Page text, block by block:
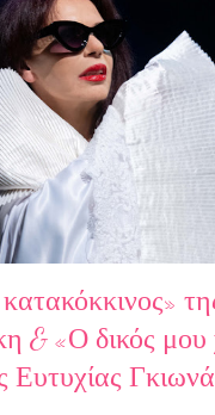
συγγραφέας, Στάθης
Δρ Ιωάννης Δασκαρόλης,
Μπινιάρη και ο
Δημήτρης
Δασκαλάκη
ακόμα" μυθιστόρημα
& «Ο δικός μου
Ευτυχίας